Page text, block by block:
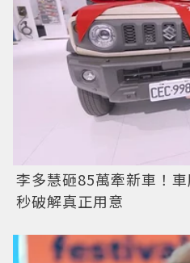
李多慧砸85萬牽新車！
秒破解真正用意